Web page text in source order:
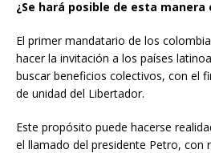
¿Se hará posible de esta manera
El primer mandatario de los
hacer la invitación a los países
buscar beneficios colectivos, con el
de unidad del Libertador.
Este propósito puede hacerse
el llamado del presidente Petro, con